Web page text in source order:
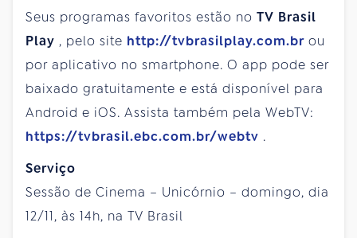
Seus programas favoritos estão no TV Brasil
Play , pelo site http://tvbrasilplay.com.br ou
por aplicativo no smartphone. O app pode ser
baixado gratuitamente e está disponível para
Android e iOS. Assista também pela WebTV:
https://tvbrasil.ebc.com.br/webtv .
Serviço
Sessão de Cinema – Unicórnio – domingo, dia
12/11, às 14h, na TV Brasil